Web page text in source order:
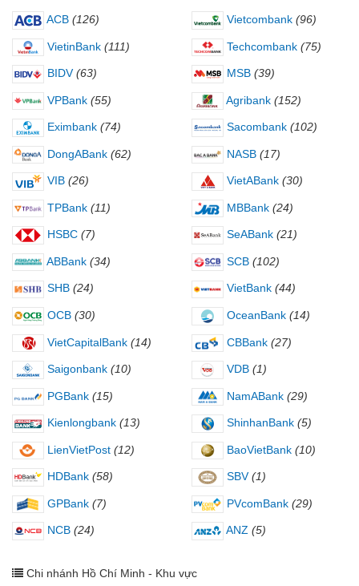
ACB (126) Vietcombank (96)
VietinBank (111) Techcombank (75)
BIDV (63) MSB (39)
VPBank (55) Agribank (152)
Eximbank (74) Sacombank (102)
DongABank (62) NASB (17)
VIB (26) VietABank (30)
TPBank (11) MBBank (24)
HSBC (7) SeABank (21)
ABBank (34) SCB (102)
SHB (24) VietBank (44)
OCB (30) OceanBank (14)
VietCapitalBank (14) CBBank (27)
Saigonbank (10) VDB (1)
PGBank (15) NamABank (29)
Kienlongbank (13) ShinhanBank (5)
LienVietPost (12) BaoVietBank (10)
HDBank (58) SBV (1)
GPBank (7) PVcomBank (29)
NCB (24) ANZ (5)
Chi nhánh Hồ Chí Minh - Khu vực